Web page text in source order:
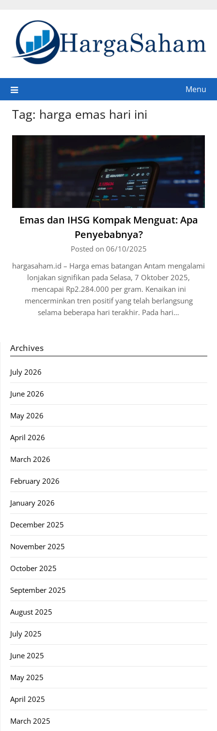
content
Menu
Tag: harga emas hari ini
Emas dan IHSG Kompak Menguat: Apa
Penyebabnya?
Posted on 06/10/2025
hargasaham.id – Harga emas batangan Antam mengalami
lonjakan signifikan pada Selasa, 7 Oktober 2025,
mencapai Rp2.284.000 per gram. Kenaikan ini
mencerminkan tren positif yang telah berlangsung
selama beberapa hari terakhir. Pada hari…
Archives
July 2026
June 2026
May 2026
April 2026
March 2026
February 2026
January 2026
December 2025
November 2025
October 2025
September 2025
August 2025
July 2025
June 2025
May 2025
April 2025
March 2025